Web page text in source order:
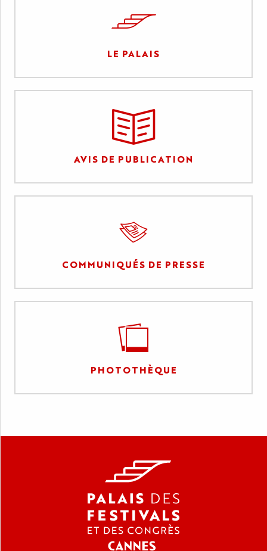
LE PALAIS
AVIS DE PUBLICATION
COMMUNIQUÉS DE PRESSE
PHOTOTHÈQUE